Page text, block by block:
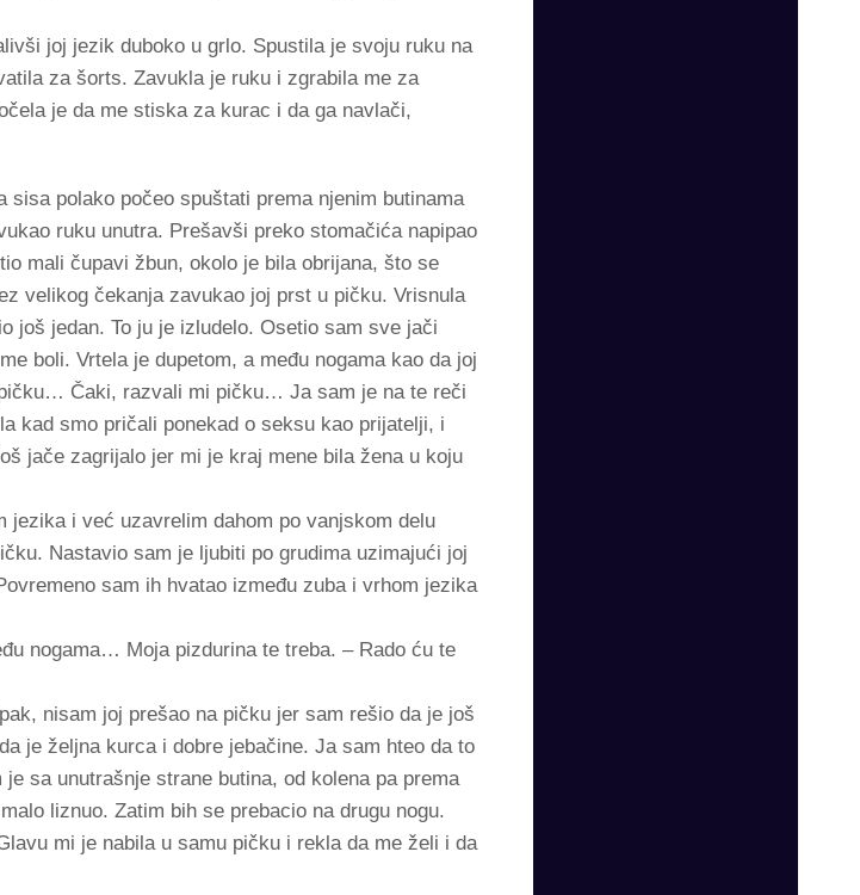
joj jezik duboko u grlo. Spustila je svoju ruku na
za šorts. Zavukla je ruku i zgrabila me za
je da me stiska za kurac i da ga navlači,
polako počeo spuštati prema njenim butinama
ruku unutra. Prešavši preko stomačića napipao
mali čupavi žbun, okolo je bila obrijana, što se
velikog čekanja zavukao joj prst u pičku. Vrisnula
još jedan. To ju je izludelo. Osetio sam sve jači
boli. Vrtela je dupetom, a među nogama kao da joj
Čaki, razvali mi pičku… Ja sam je na te reči
kad smo pričali ponekad o seksu kao prijatelji, i
jače zagrijalo jer mi je kraj mene bila žena u koju
jezika i već uzavrelim dahom po vanjskom delu
Nastavio sam je ljubiti po grudima uzimajući joj
sam ih hvatao između zuba i vrhom jezika
nogama… Moja pizdurina te treba. – Rado ću te
nisam joj prešao na pičku jer sam rešio da je još
je željna kurca i dobre jebačine. Ja sam hteo da to
sa unutrašnje strane butina, od kolena pa prema
liznuo. Zatim bih se prebacio na drugu nogu.
mi je nabila u samu pičku i rekla da me želi i da